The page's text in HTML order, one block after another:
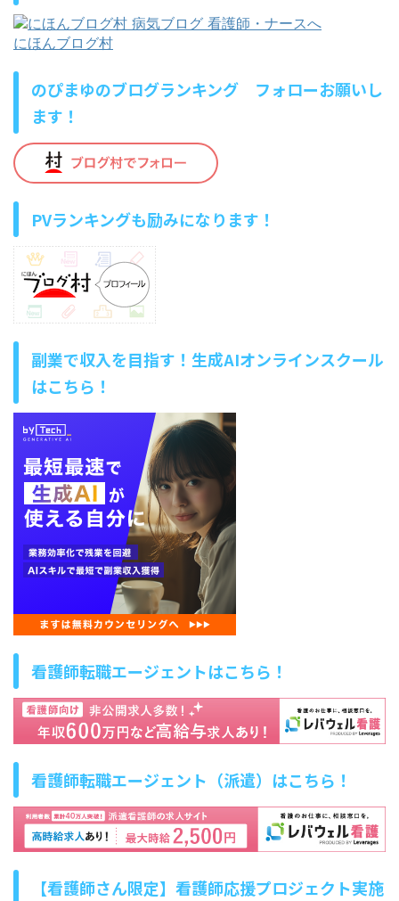
にほんブログ村
のぴまゆのブログランキング フォローお願いし
ます！
PVランキングも励みになります！
副業で収入を目指す！生成AIオンラインスクール
はこちら！
看護師転職エージェントはこちら！
看護師転職エージェント（派遣）はこちら！
【看護師さん限定】看護師応援プロジェクト実施